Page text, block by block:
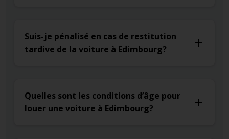
Suis-je pénalisé en cas de restitution
tardive de la voiture à Edimbourg?
Quelles sont les conditions d’âge pour
louer une voiture à Edimbourg?